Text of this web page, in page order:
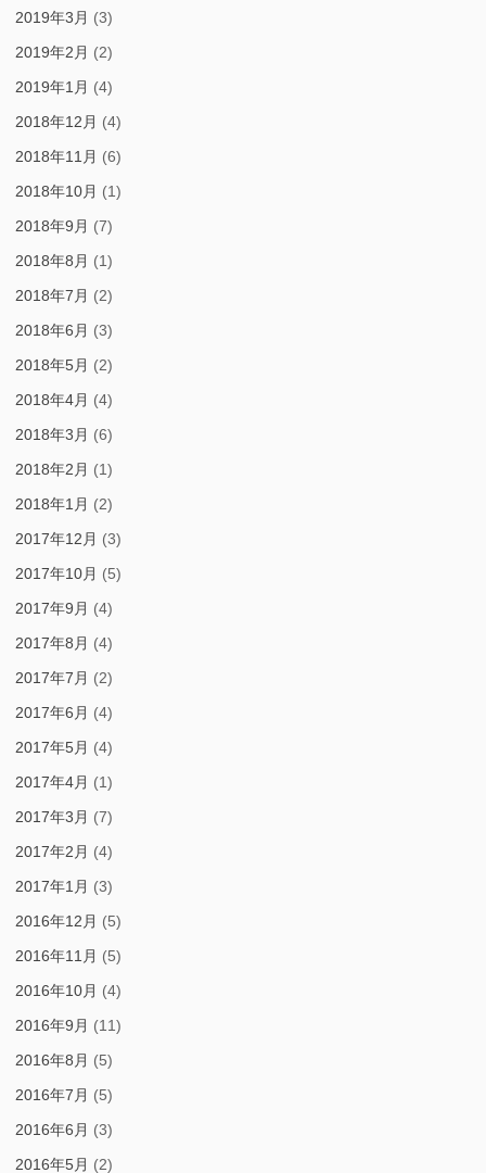
2019年3月 (3)
2019年2月 (2)
2019年1月 (4)
2018年12月 (4)
2018年11月 (6)
2018年10月 (1)
2018年9月 (7)
2018年8月 (1)
2018年7月 (2)
2018年6月 (3)
2018年5月 (2)
2018年4月 (4)
2018年3月 (6)
2018年2月 (1)
2018年1月 (2)
2017年12月 (3)
2017年10月 (5)
2017年9月 (4)
2017年8月 (4)
2017年7月 (2)
2017年6月 (4)
2017年5月 (4)
2017年4月 (1)
2017年3月 (7)
2017年2月 (4)
2017年1月 (3)
2016年12月 (5)
2016年11月 (5)
2016年10月 (4)
2016年9月 (11)
2016年8月 (5)
2016年7月 (5)
2016年6月 (3)
2016年5月 (2)